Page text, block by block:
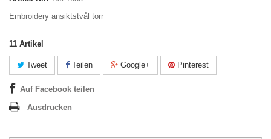
Embroidery ansiktstvål torr
11 Artikel
Tweet Teilen Google+ Pinterest
Auf Facebook teilen
Ausdrucken